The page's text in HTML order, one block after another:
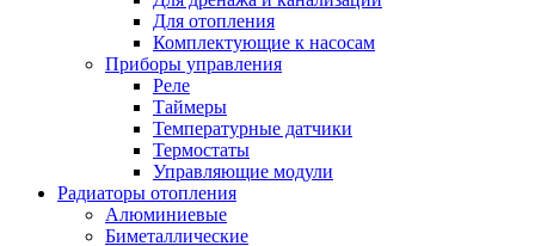
Для отопления
Комплектующие к насосам
Приборы управления
Реле
Таймеры
Температурные датчики
Термостаты
Управляющие модули
Радиаторы отопления
Алюминиевые
Биметаллические